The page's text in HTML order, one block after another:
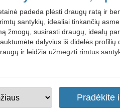
padeda plėsti draugų ratą ir
santykių, idealiai tinkančių
žmogų, susirasti draugų, idealų
dalyvius iš didelės
ir leidžia užmegzti rimtus